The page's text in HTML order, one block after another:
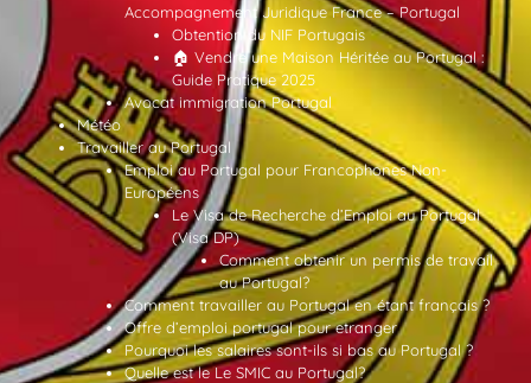
Accompagnement Juridique France – Portugal
Obtention du NIF Portugais
🏠 Vendre une Maison Héritée au Portugal :
Guide Pratique 2025
Avocat immigration Portugal
Météo
Travailler au Portugal
Emploi au Portugal pour Francophones Non-
Européens
Le Visa de Recherche d’Emploi au Portugal
(Visa DP)
Comment obtenir un permis de travail
au Portugal?
Comment travailler au Portugal en étant français ?
Offre d’emploi portugal pour etranger
Pourquoi les salaires sont-ils si bas au Portugal ?
Quelle est le Le SMIC au Portugal?